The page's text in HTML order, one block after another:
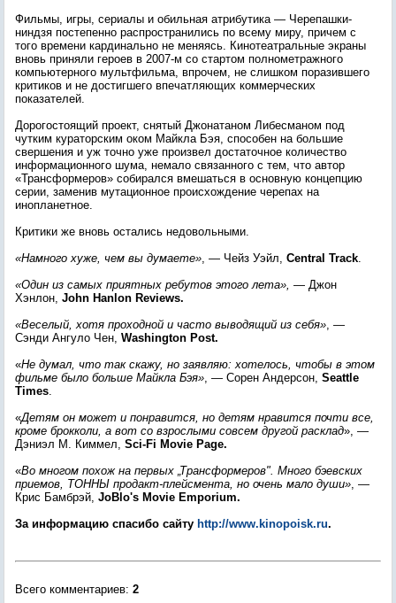
Фильмы, игры, сериалы и обильная атрибутика — Черепашки-
ниндзя постепенно распространились по всему миру, причем с
того времени кардинально не меняясь. Кинотеатральные экраны
вновь приняли героев в 2007-м со стартом полнометражного
компьютерного мультфильма, впрочем, не слишком поразившего
критиков и не достигшего впечатляющих коммерческих
показателей.
Дорогостоящий проект, снятый Джонатаном Либесманом под
чутким кураторским оком Майкла Бэя, способен на большие
свершения и уж точно уже произвел достаточное количество
информационного шума, немало связанного с тем, что автор
«Трансформеров» собирался вмешаться в основную концепцию
серии, заменив мутационное происхождение черепах на
инопланетное.
Критики же вновь остались недовольными.
«Намного хуже, чем вы думаете», — Чейз Уэйл, Central Track.
«Один из самых приятных ребутов этого лета», — Джон
Хэнлон, John Hanlon Reviews.
«Веселый, хотя проходной и часто выводящий из себя», —
Сэнди Ангуло Чен, Washington Post.
«Не думал, что так скажу, но заявляю: хотелось, чтобы в этом
фильме было больше Майкла Бэя», — Сорен Андерсон, Seattle
Times.
«Детям он может и понравится, но детям нравится почти все,
кроме брокколи, а вот со взрослыми совсем другой расклад», —
Дэниэл М. Киммел, Sci-Fi Movie Page.
«Во многом похож на первых „Трансформеров". Много бэевских
приемов, ТОННЫ продакт-плейсмента, но очень мало души», —
Крис Бамбрэй, JoBlo's Movie Emporium.
За информацию спасибо сайту http://www.kinopoisk.ru.
Всего комментариев: 2